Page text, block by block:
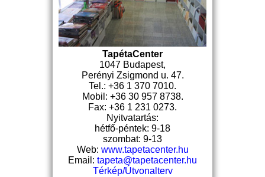
TapétaCenter
1047 Budapest,
Perényi Zsigmond u. 47.
Tel.: +36 1 370 7010.
Mobil: +36 30 957 8738.
Fax: +36 1 231 0273.
Nyitvatartás:
hétfő-péntek: 9-18
szombat: 9-13
Web: www.tapetacenter.hu
Email: tapeta@tapetacenter.hu
Térkép/Útvonalterv